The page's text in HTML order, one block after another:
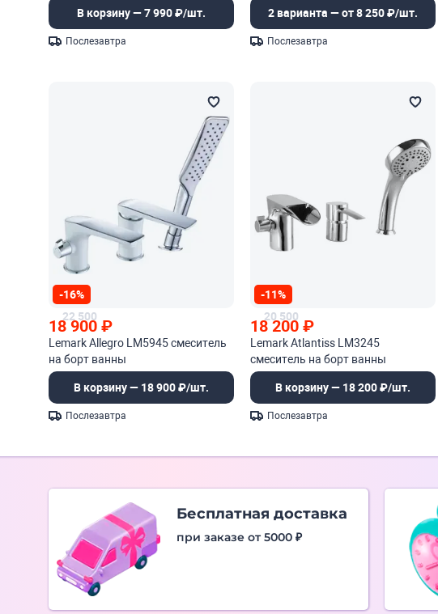
В корзину — 7 990 ₽/шт.
Послезавтра
2 варианта — от 8 250 ₽/шт.
Послезавтра
-16%
22 500
18 900₽
Lemark Allegro LM5945 смеситель
на борт ванны
В корзину — 18 900 ₽/шт.
Послезавтра
-11%
20 500
18 200₽
Lemark Atlantiss LM3245
смеситель на борт ванны
В корзину — 18 200 ₽/шт.
Послезавтра
Бесплатная доставка
при заказе от 5000 ₽